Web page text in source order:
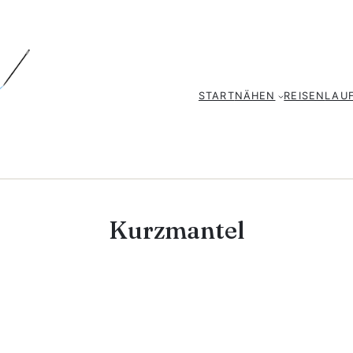
STARTNÄHEN REISEN
Kurzmantel